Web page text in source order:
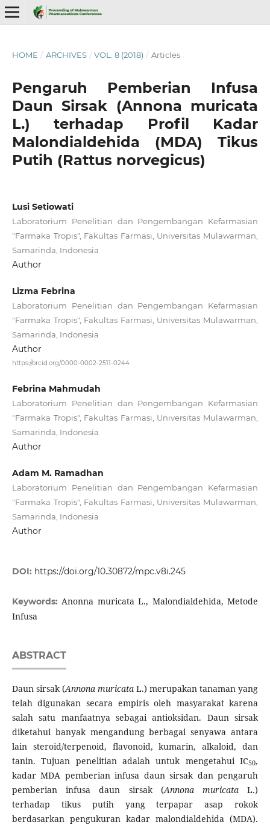
HOME / ARCHIVES / VOL. 8 (2018) / Articles
Pengaruh Pemberian Infusa
Daun Sirsak (Annona muricata
L.) terhadap Profil Kadar
Malondialdehida (MDA) Tikus
Putih (Rattus norvegicus)
Lusi Setiowati
Laboratorium Penelitian dan Pengembangan Kefarmasian
"Farmaka Tropis", Fakultas Farmasi, Universitas Mulawarman,
Samarinda, Indonesia
Author
Lizma Febrina
Laboratorium Penelitian dan Pengembangan Kefarmasian
"Farmaka Tropis", Fakultas Farmasi, Universitas Mulawarman,
Samarinda, Indonesia
Author
https://orcid.org/0000-0002-2511-0244
Febrina Mahmudah
Laboratorium Penelitian dan Pengembangan Kefarmasian
"Farmaka Tropis", Fakultas Farmasi, Universitas Mulawarman,
Samarinda, Indonesia
Author
Adam M. Ramadhan
Laboratorium Penelitian dan Pengembangan Kefarmasian
"Farmaka Tropis", Fakultas Farmasi, Universitas Mulawarman,
Samarinda, Indonesia
Author
DOI: https://doi.org/10.30872/mpc.v8i.245
Keywords:Anonna muricata L., Malondialdehida, Metode
Infusa
ABSTRACT
Daun sirsak (Annona muricata L.) merupakan tanaman yang
telah digunakan secara empiris oleh masyarakat karena
salah satu manfaatnya sebagai antioksidan. Daun sirsak
diketahui banyak mengandung berbagai senyawa antara
lain steroid/terpenoid, flavonoid, kumarin, alkaloid, dan
tanin. Tujuan penelitian adalah untuk mengetahui IC50,
kadar MDA pemberian infusa daun sirsak dan pengaruh
pemberian infusa daun sirsak (Annona muricataL.)
terhadap tikus putih yang terpapar asap rokok
berdasarkan pengukuran kadar malondialdehida (MDA).